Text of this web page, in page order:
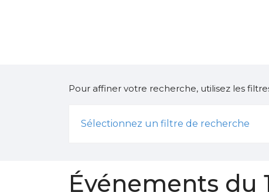
Pour affiner votre recherche, utilisez les
Sélectionnez un filtre de recherche
Événements du